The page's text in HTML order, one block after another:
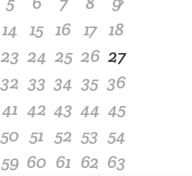
14 15 16 17 18
23 24 25 26 27
32 33 34 35 36
41 42 43 44 45
50 51 52 53 54
59 60 61 62 63